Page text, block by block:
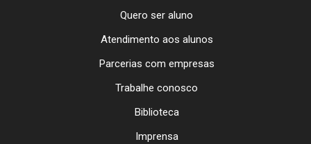
Quero ser aluno
Atendimento aos alunos
Parcerias com empresas
Trabalhe conosco
Biblioteca
Imprensa